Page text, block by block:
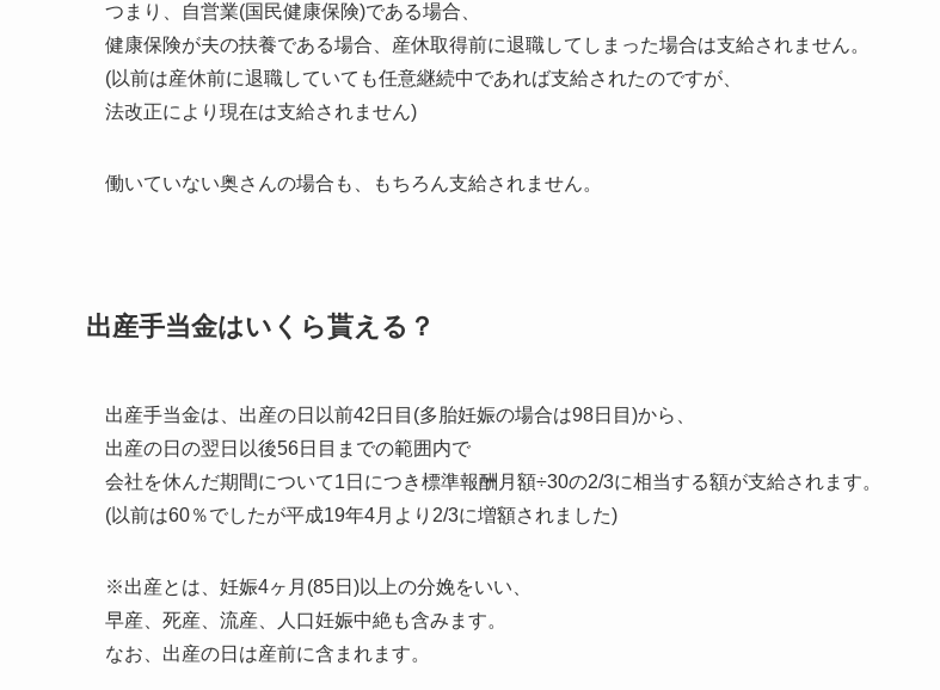
つまり、自営業(国民健康保険)である場合、
健康保険が夫の扶養である場合、産休取得前に退職してしまった場合は支給されません。
(以前は産休前に退職していても任意継続中であれば支給されたのですが、
法改正により現在は支給されません)
働いていない奥さんの場合も、もちろん支給されません。
出産手当金はいくら貰える？
出産手当金は、出産の日以前42日目(多胎妊娠の場合は98日目)から、
出産の日の翌日以後56日目までの範囲内で
会社を休んだ期間について1日につき標準報酬月額÷30の2/3に相当する額が支給されます。
(以前は60％でしたが平成19年4月より2/3に増額されました)
※出産とは、妊娠4ヶ月(85日)以上の分娩をいい、
早産、死産、流産、人口妊娠中絶も含みます。
なお、出産の日は産前に含まれます。